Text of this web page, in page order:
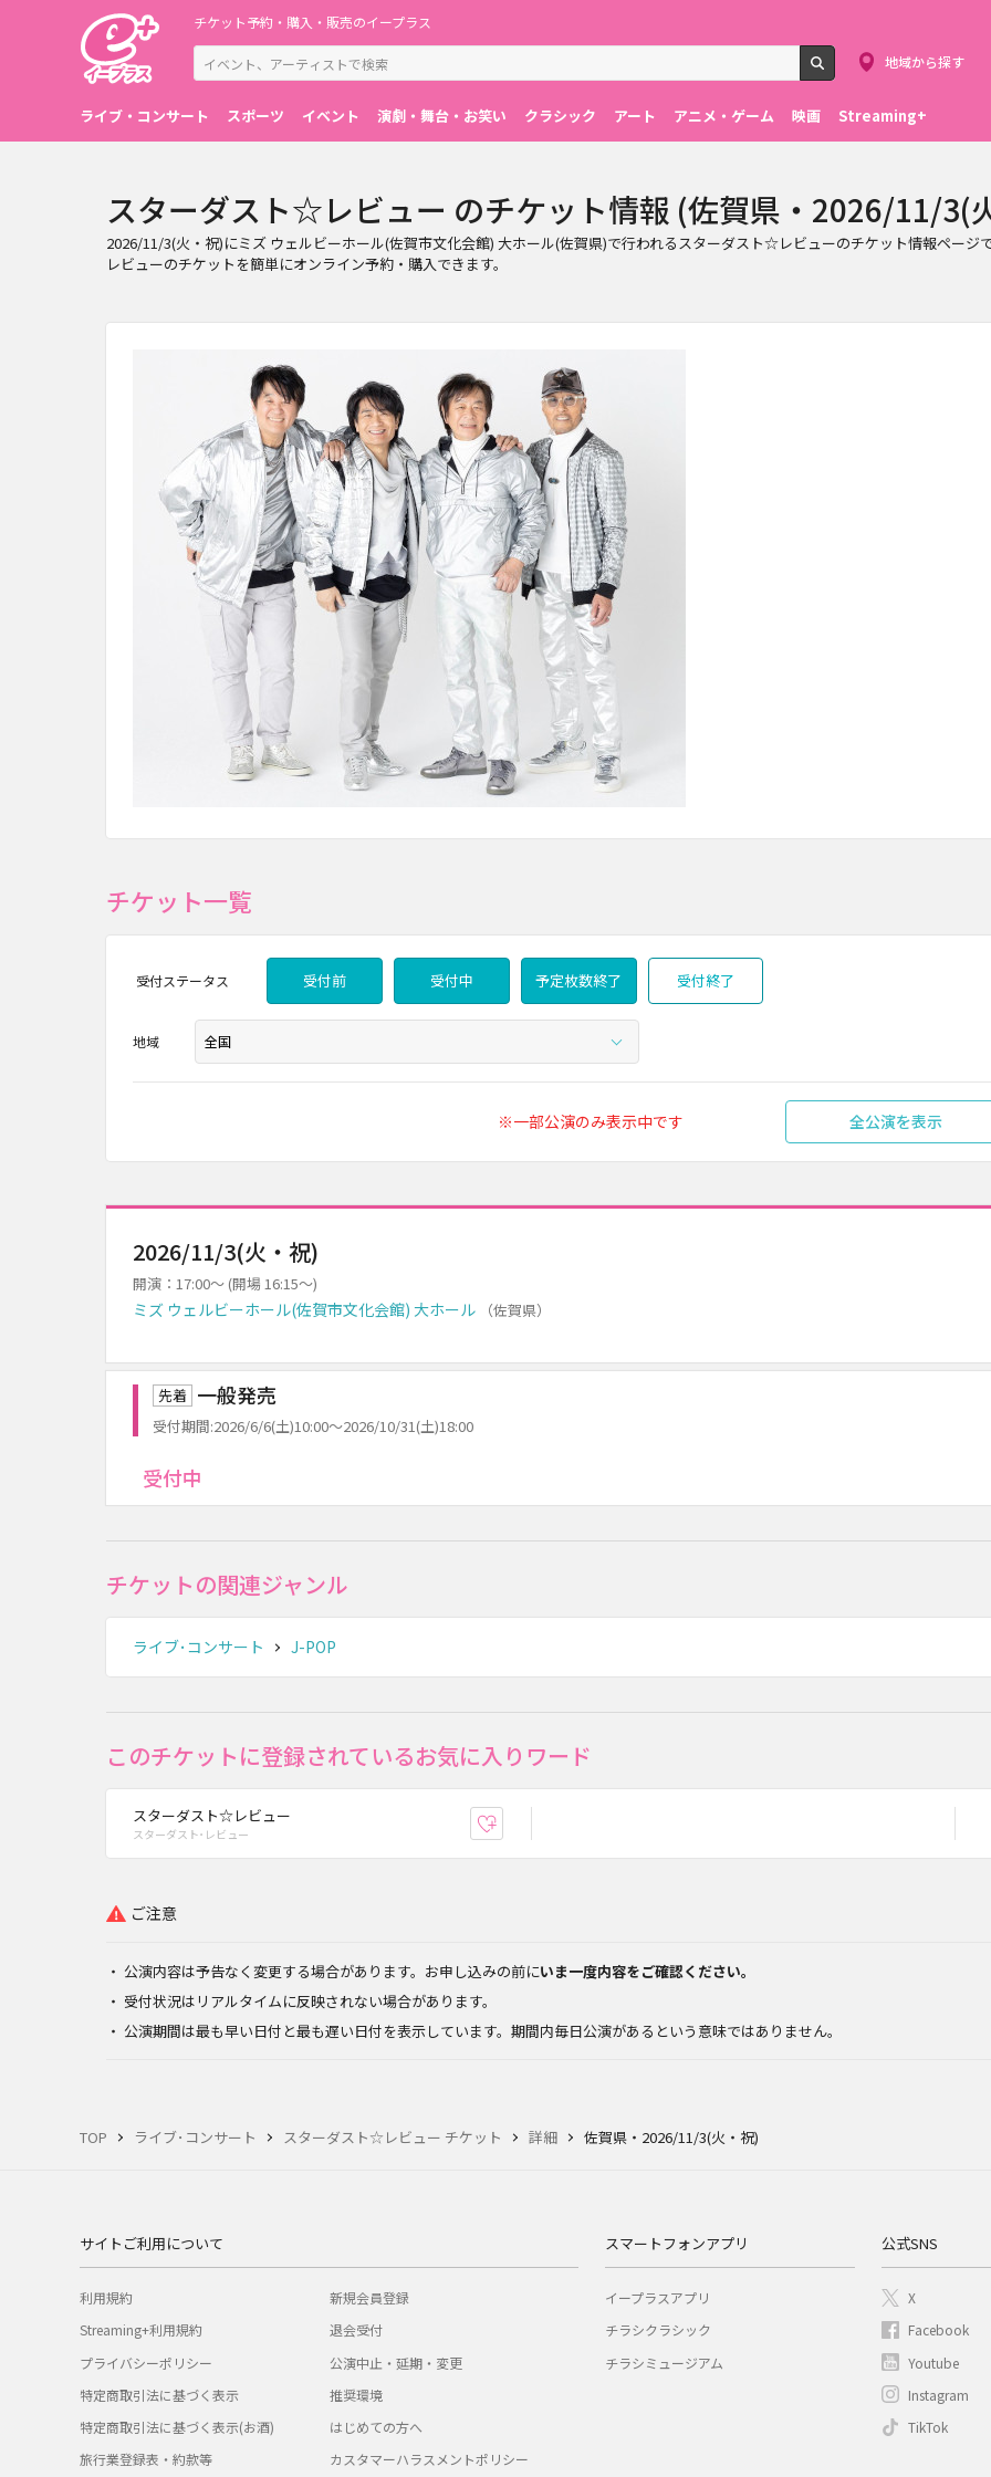
チケット予約・購入・販売のイープラス
検索
地域から探す
ライブ・コンサート スポーツ イベント 演劇・舞台・お笑い クラシック アート アニメ・ゲーム 映画 Streaming+
TOP ライブ･コンサート スターダスト☆レビュー チケット 詳細 佐賀県・2026/11/3(火・祝)
スターダスト☆レビュー のチケット情報 (佐賀県・2026/11/3(
2026/11/3(火・祝)にミズ ウェルビーホール(佐賀市文化会館) 大ホール(佐賀県)で行われるスターダスト☆レビューのチケット情報ペー
レビューのチケットを簡単にオンライン予約・購入できます。
チケット一覧
受付ステータス 受付前 受付中 予定枚数終了 受付終了
地域
※一部公演のみ表示中です 全公演を表示
2026/11/3(火・祝)
開演：17:00～ (開場 16:15～)
ミズ ウェルビーホール(佐賀市文化会館) 大ホール （佐賀県）
先着 一般発売
受付期間:2026/6/6(土)10:00～2026/10/31(土)18:00
受付中
チケットの関連ジャンル
ライブ･コンサート J-POP
このチケットに登録されているお気に入りワード
スターダスト☆レビュー
スターダスト･レビュー
ご注意
公演内容は予告なく変更する場合があります。お申し込みの前にいま一度内容をご確認ください。
受付状況はリアルタイムに反映されない場合があります。
公演期間は最も早い日付と最も遅い日付を表示しています。期間内毎日公演があるという意味ではありません。
サイトご利用について
利用規約
Streaming+利用規約
プライバシーポリシー
特定商取引法に基づく表示
特定商取引法に基づく表示(お酒)
旅行業登録表・約款等
新規会員登録
退会受付
公演中止・延期・変更
推奨環境
はじめての方へ
カスタマーハラスメントポリシー
スマートフォンアプリ
イープラスアプリ
チラシクラシック
チラシミュージアム
公式SNS
X
Facebook
Youtube
Instagram
TikTok